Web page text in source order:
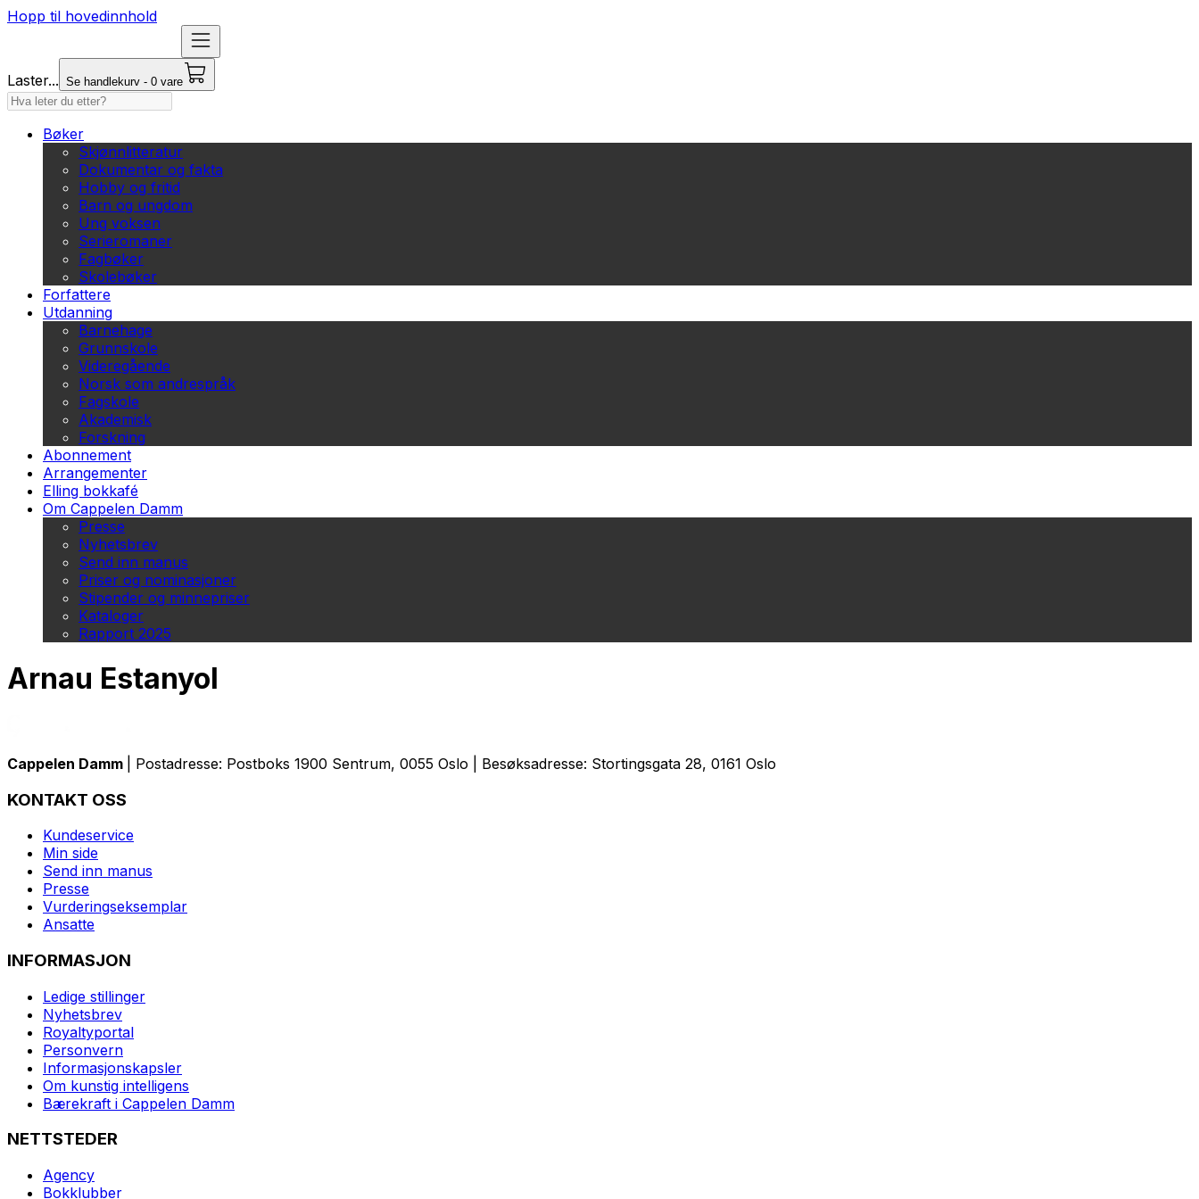
Hopp til hovedinnhold
Laster... Se handlekurv - 0 vare
Bøker
Skjønnlitteratur
Dokumentar og fakta
Hobby og fritid
Barn og ungdom
Ung voksen
Serieromaner
Fagbøker
Skolebøker
Forfattere
Utdanning
Barnehage
Grunnskole
Videregående
Norsk som andrespråk
Fagskole
Akademisk
Forskning
Abonnement
Arrangementer
Elling bokkafé
Om Cappelen Damm
Presse
Nyhetsbrev
Send inn manus
Priser og nominasjoner
Stipender og minnepriser
Kataloger
Rapport 2025
Arnau Estanyol
Cappelen Damm | Postadresse: Postboks 1900 Sentrum, 0055 Oslo | Besøksadresse: Stortingsgata 28, 0161 Oslo
KONTAKT OSS
Kundeservice
Min side
Send inn manus
Presse
Vurderingseksemplar
Ansatte
INFORMASJON
Ledige stillinger
Nyhetsbrev
Royaltyportal
Personvern
Informasjonskapsler
Om kunstig intelligens
Bærekraft i Cappelen Damm
NETTSTEDER
Agency
Bokklubber